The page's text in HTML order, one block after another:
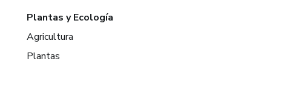
Plantas y Ecología
Agricultura
Plantas